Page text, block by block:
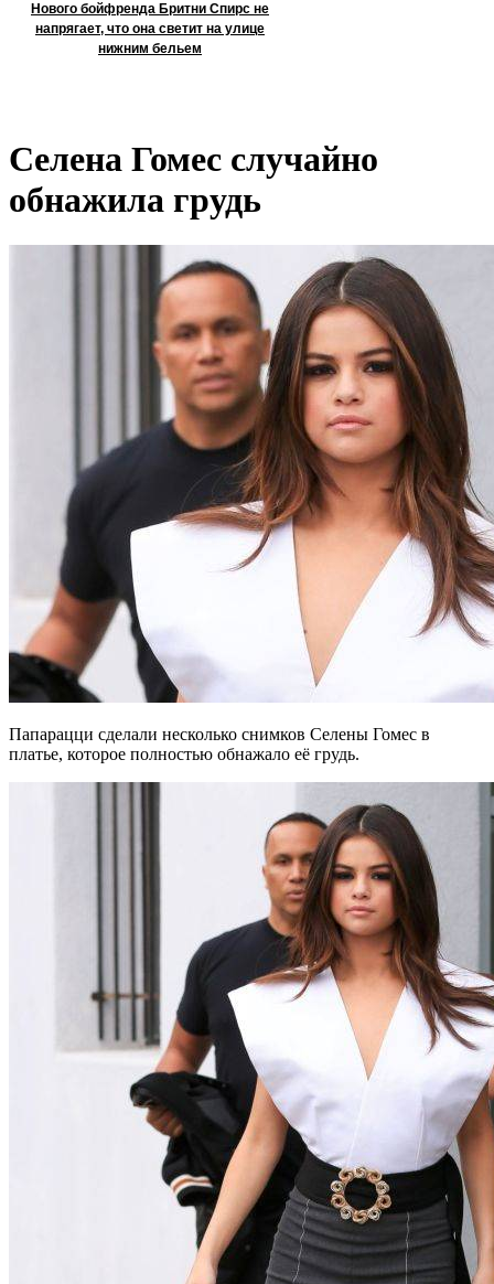
Нового бойфренда Бритни Спирс не
напрягает, что она светит на улице
нижним бельем
Селена Гомес случайно
обнажила грудь
Папарацци сделали несколько снимков Селены Гомес в
платье, которое полностью обнажало её грудь.